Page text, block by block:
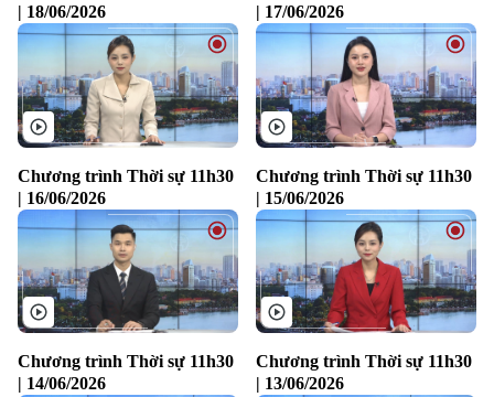
| 18/06/2026
| 17/06/2026
Chương trình Thời sự 11h30
| 16/06/2026
Chương trình Thời sự 11h30
| 15/06/2026
Chương trình Thời sự 11h30
| 14/06/2026
Chương trình Thời sự 11h30
| 13/06/2026